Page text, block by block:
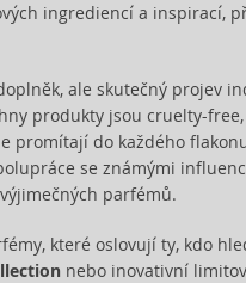
ingrediencí a inspirací,
ale skutečný projev
produkty jsou cruelty-
promítají do každého
se známými
parfémů.
které oslovují ty, kdo
nebo inovativní